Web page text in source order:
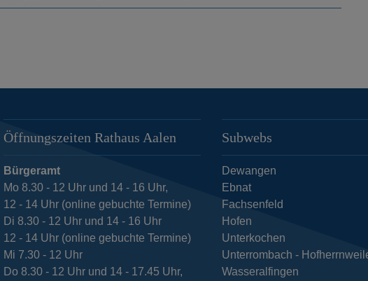
Öffnungszeiten Rathaus Aalen
Bürgeramt
Mo 8.30 - 12 Uhr und 14 - 16 Uhr,
12 - 14 Uhr (online gebuchte Termine)
Di 8.30 - 12 Uhr und 14 - 16 Uhr
12 - 14 Uhr (online gebuchte Termine)
Mi 7.30 - 12 Uhr
Do 8.30 - 12 Uhr und 14 - 17.45 Uhr,
Subwebs
Dewangen
Ebnat
Fachsenfeld
Hofen
Unterkochen
Unterrombach -
Wasseralfingen